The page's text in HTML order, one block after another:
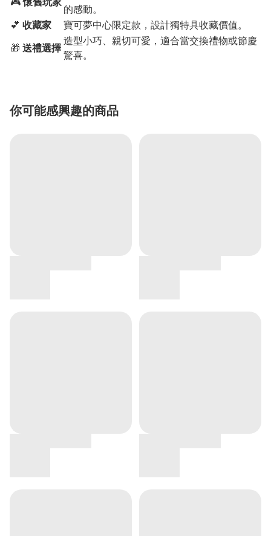
🎮懷舊玩家
的感動。
💕 收藏家
寶可夢中心限定款，設計獨特具收藏價值。
🎁 送禮選擇
造型小巧、親切可愛，適合當交換禮物或節慶
驚喜。
你可能感興趣的商品